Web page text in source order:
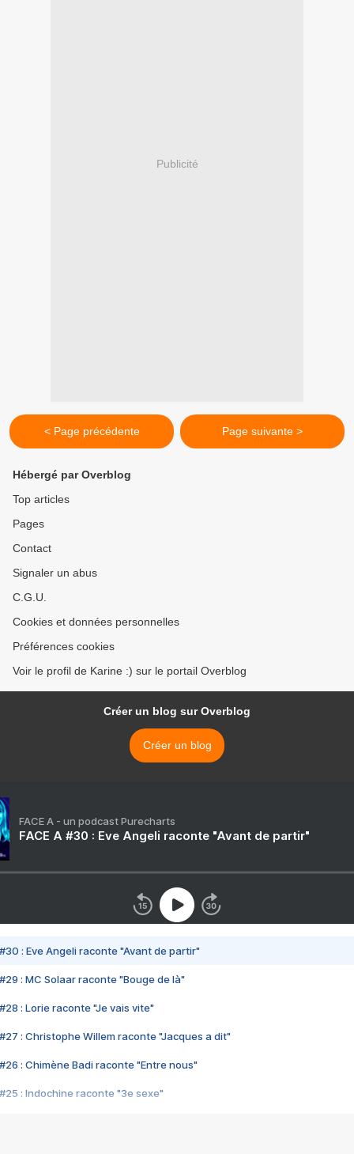
Publicité
< Page précédente Page suivante >
Hébergé par Overblog
Top articles
Pages
Contact
Signaler un abus
C.G.U.
Cookies et données personnelles
Préférences cookies
Voir le profil de Karine :) sur le portail Overblog
Créer un blog sur Overblog
Créer un blog
FACE A - un podcast Purecharts
FACE A #30 : Eve Angeli raconte "Avant de partir"
#30 : Eve Angeli raconte "Avant de partir"
#29 : MC Solaar raconte "Bouge de là"
#28 : Lorie raconte "Je vais vite"
#27 : Christophe Willem raconte "Jacques a dit"
#26 : Chimène Badi raconte "Entre nous"
#25 : Indochine raconte "3e sexe"